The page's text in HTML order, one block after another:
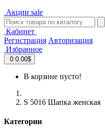
Акции sale
Кабинет
Регистрация Авторизация
Избранное
0 0.00$
В корзине пусто!
S 5016 Шапка женская
Категории